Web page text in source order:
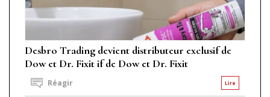
Desbro Trading devient distributeur exclusif de
Dow et Dr. Fixit if de Dow et Dr. Fixit
Lire
Réagir